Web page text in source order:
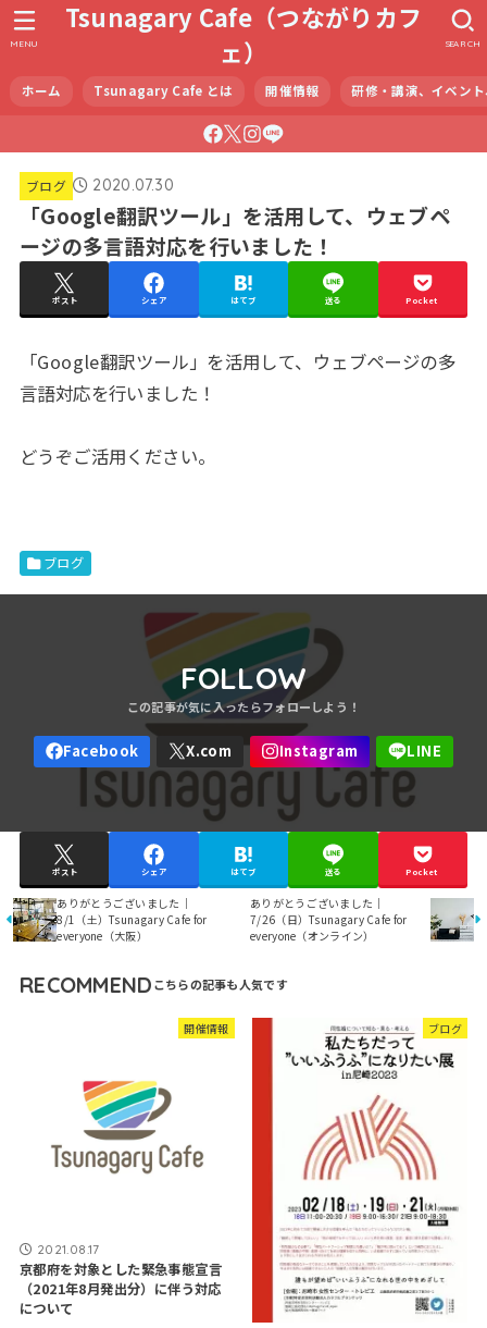
Tsunagary Cafe（つながりカフ
ェ）
ホーム Tsunagary Cafe とは 開催情報 研修・講演、イベン
SEARCH
MENU
ブログ 2020.07.30
「Google翻訳ツール」を活用して、ウェブペ
ージの多言語対応を行いました！
ポスト シェア はてブ 送る Pocket
「Google翻訳ツール」を活用して、ウェブページの多
言語対応を行いました！
どうぞご活用ください。
ブログ
FOLLOW
ポスト シェア はてブ 送る Pocket
ありがとうございました｜
8/1（土）Tsunagary Cafe for
everyone（大阪）
ありがとうございました｜
7/26（日）Tsunagary Cafe for
everyone（オンライン）
RECOMMEND
開催情報
2021.08.17
京都府を対象とした緊急事態宣言
（2021年8月発出分）に伴う対応
について
ブログ